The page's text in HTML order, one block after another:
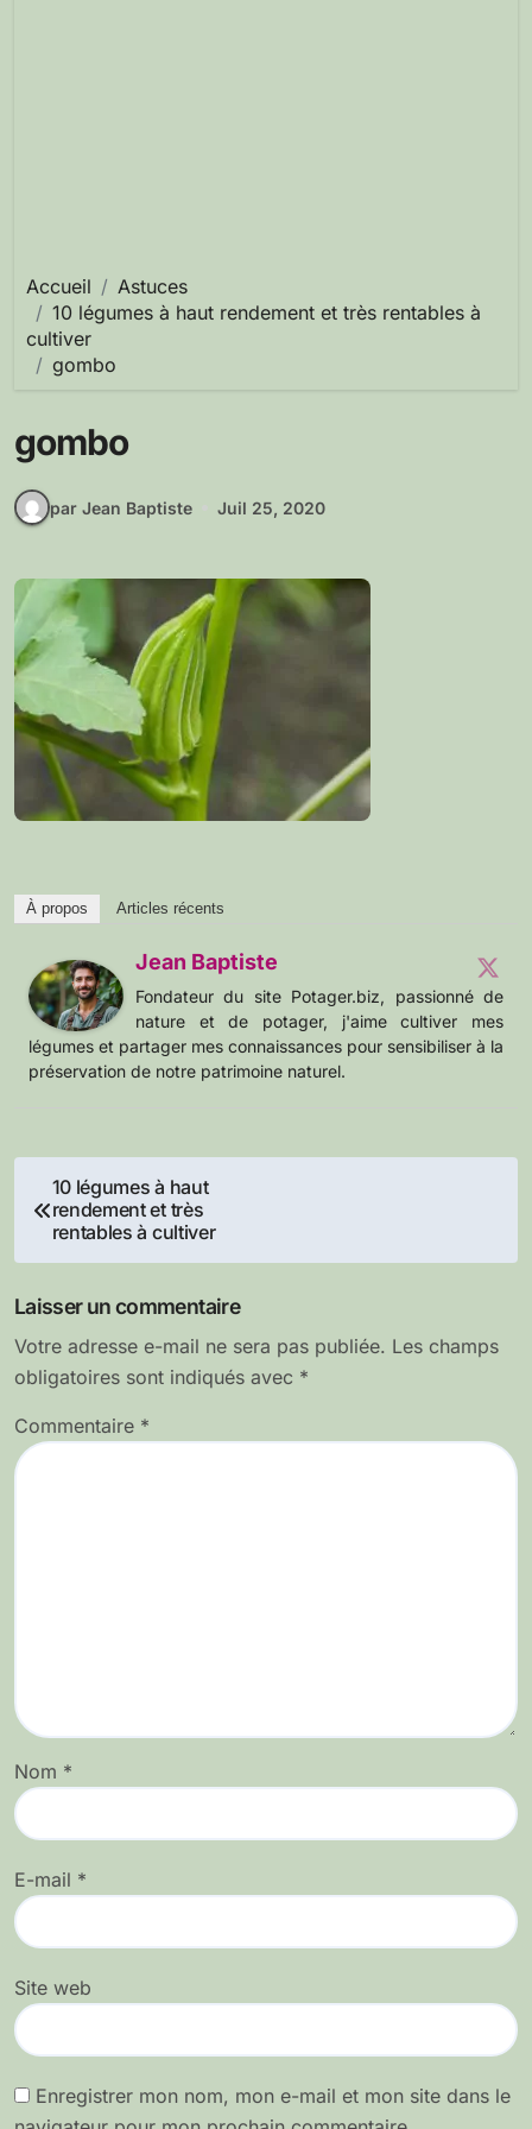
Accueil
Astuces
10 légumes à haut rendement et très rentables à
cultiver
gombo
gombo
par Jean Baptiste Juil 25, 2020
À propos Articles récents
Jean Baptiste
Fondateur du site Potager.biz, passionné de
nature et de potager, j'aime cultiver mes
légumes et partager mes connaissances pour sensibiliser à la
préservation de notre patrimoine naturel.
Navigation
de
l’article
10 légumes à haut
rendement et très
rentables à cultiver
Laisser un commentaire
Votre adresse e-mail ne sera pas publiée. Les champs
obligatoires sont indiqués avec *
Commentaire *
Nom *
E-mail *
Site web
Enregistrer mon nom, mon e-mail et mon site dans le